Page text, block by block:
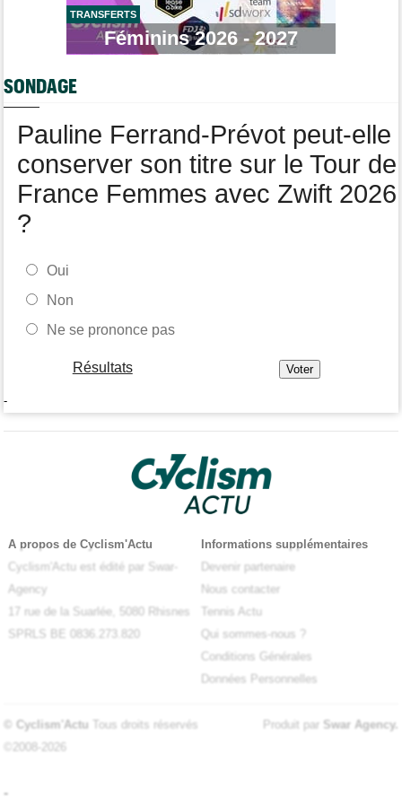
Quels seront les prochains défis du champion du monde Tadej
Pogacar ?
TRANSFERTS
Féminins 2026 - 2027
SONDAGE
Pauline Ferrand-Prévot peut-elle
conserver son titre sur le Tour de
France Femmes avec Zwift 2026
?
Oui
Non
Ne se prononce pas
Résultats
-
A propos de Cyclism'Actu
Cyclism'Actu est édité par Swar-
Agency
17 rue de la Suarlée, 5080 Rhisnes
SPRLS BE 0836.273.820
Informations supplémentaires
Devenir partenaire
Nous contacter
Tennis Actu
Qui sommes-nous ?
Conditions Générales
Données Personnelles
© Cyclism'Actu Tous droits réservés
©2008-2026
Produit par Swar Agency.
-